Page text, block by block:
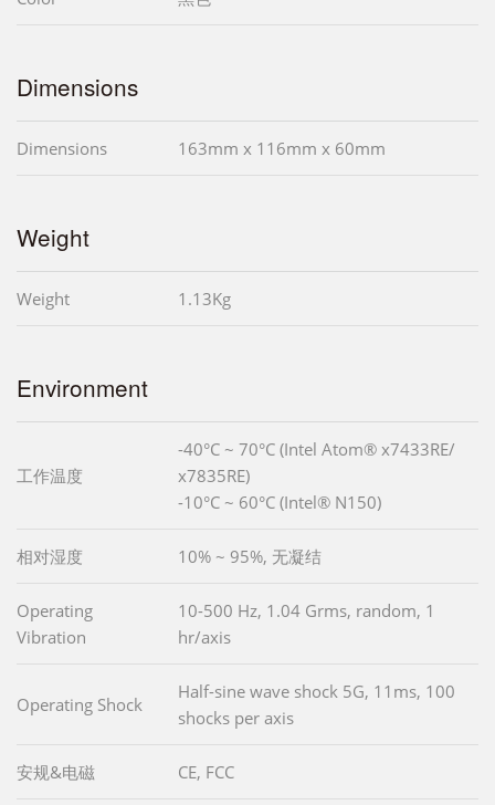
Dimensions
Dimensions 163mm x 116mm x 60mm
Weight
Weight 1.13Kg
Environment
工作温度
-40°C ~ 70°C (Intel Atom® x7433RE/
x7835RE)
-10°C ~ 60°C (Intel® N150)
相对湿度 10% ~ 95%, 无凝结
Operating
Vibration
10-500 Hz, 1.04 Grms, random, 1
hr/axis
Operating Shock
Half-sine wave shock 5G, 11ms, 100
shocks per axis
安规&电磁 CE, FCC